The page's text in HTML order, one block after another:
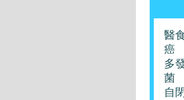
醫
癌
多
菌
自